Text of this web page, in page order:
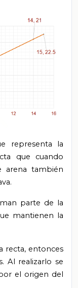
representa la
que cuando
arena también
parte de la
mantienen la
recta, entonces
Al realizarlo se
el origen del